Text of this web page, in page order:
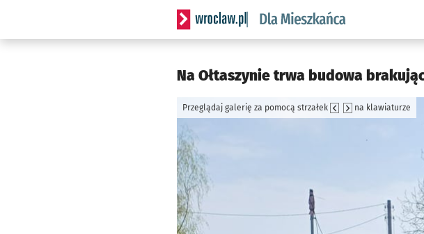
Serwis informacyjny wroclaw.pl podserwis: Dla
Na Ołtaszynie trwa budowa
Przeglądaj galerię za pomocą strzałek na klawiaturze